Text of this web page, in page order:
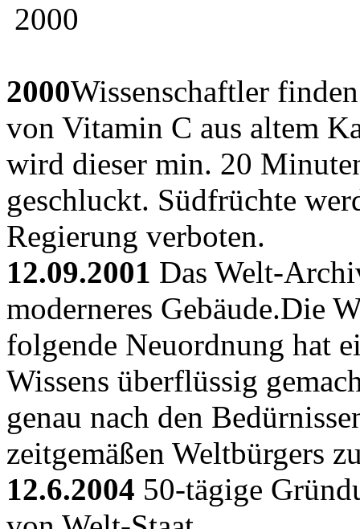
2000
2000Wissenschaftler
von Vitamin C aus altem
wird dieser min. 20
geschluckt. Südfrüchte
Regierung verboten.
12.09.2001 Das Welt-
moderneres Gebäude.Die
folgende Neuordnung hat
Wissens überflüssig
genau nach den
zeitgemäßen Weltbürgers
12.6.2004 50-tägige